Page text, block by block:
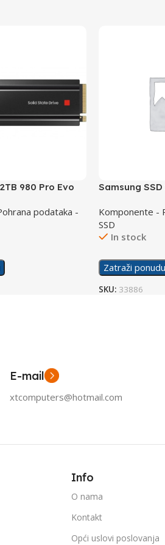
980 Pro Evo
podataka -
Samsung
Komponente -
SSD
In stock
Zatraži ponudu
SKU: 33886
E-mail
xtcomputers@hotmail.com
Info
O nama
Kontakt
Opći uslovi poslovanja